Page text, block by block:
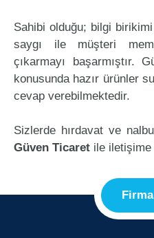
Sahibi olduğu; bilgi
saygı ile müşteri
çıkarmayı başarmıştır.
konusunda hazır ürünler
cevap verebilmektedir.
Sizlerde hırdavat ve
Güven Ticaret ile